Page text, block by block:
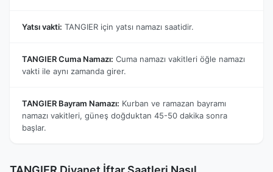
Yatsı vakti: TANGIER için yatsı namazı saatidir.
TANGIER Cuma Namazı: Cuma namazı vakitleri öğle namazı
vakti ile aynı zamanda girer.
TANGIER Bayram Namazı: Kurban ve ramazan bayramı
namazı vakitleri, güneş doğduktan 45-50 dakika sonra
başlar.